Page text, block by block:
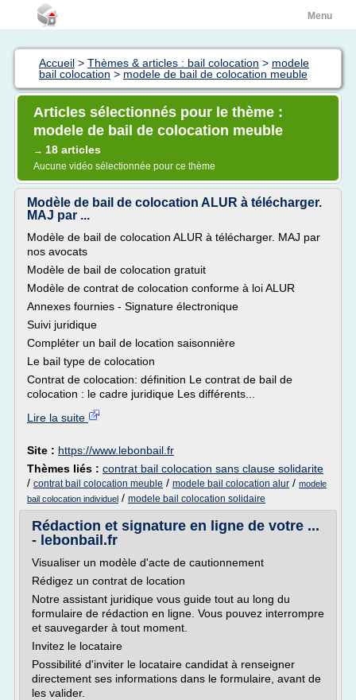
Menu
Accueil > Thèmes & articles : bail colocation > modele
bail colocation > modele de bail de colocation meuble
Articles sélectionnés pour le thème :
modele de bail de colocation meuble
→ 18 articles
Aucune vidéo sélectionnée pour ce thème
Modèle de bail de colocation ALUR à télécharger.
MAJ par ...
Modèle de bail de colocation ALUR à télécharger. MAJ par
nos avocats
Modèle de bail de colocation gratuit
Modèle de contrat de colocation conforme à loi ALUR
Annexes fournies - Signature électronique
Suivi juridique
Compléter un bail de location saisonnière
Le bail type de colocation
Contrat de colocation: définition Le contrat de bail de
colocation : le cadre juridique Les différents...
Lire la suite
Site : https://www.lebonbail.fr
Thèmes liés : contrat bail colocation sans clause solidarite
/ contrat bail colocation meuble / modele bail colocation alur / modele
bail colocation individuel / modele bail colocation solidaire
Rédaction et signature en ligne de votre ...
- lebonbail.fr
Visualiser un modèle d'acte de cautionnement
Rédigez un contrat de location
Notre assistant juridique vous guide tout au long du
formulaire de rédaction en ligne. Vous pouvez interrompre
et sauvegarder à tout moment.
Invitez le locataire
Possibilité d'inviter le locataire candidat à renseigner
directement ses informations dans le formulaire, avant de
les valider.